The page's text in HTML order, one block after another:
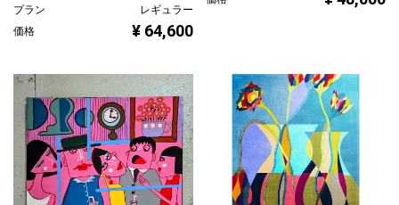
プラン
レギュラー
価格
¥ 64,600